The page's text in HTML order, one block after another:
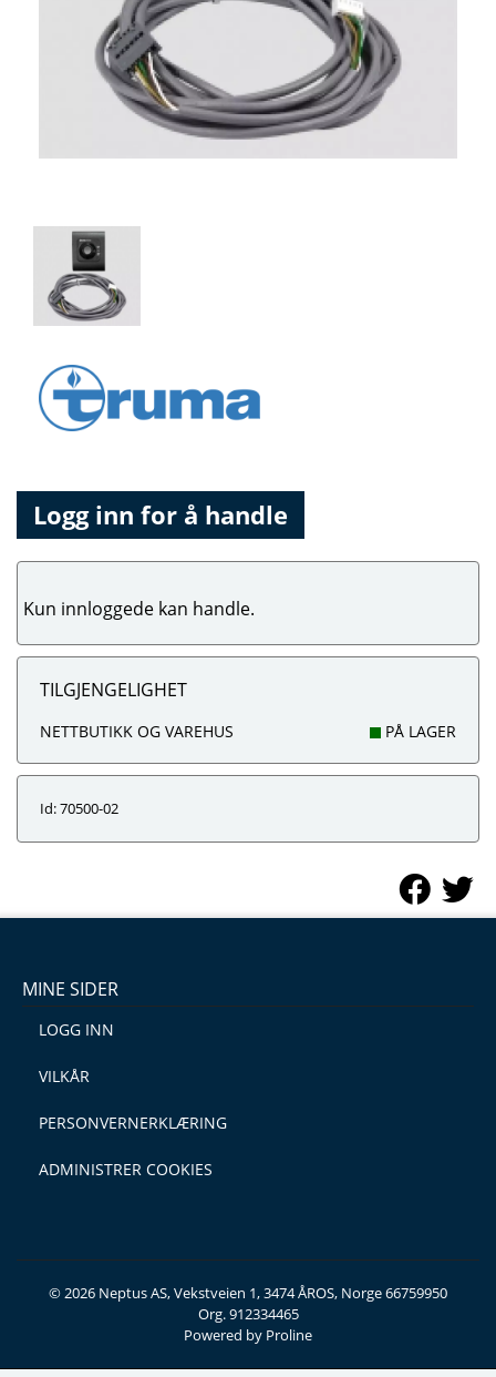
Logg inn for å handle
Kun innloggede kan handle.
TILGJENGELIGHET
NETTBUTIKK OG VAREHUS PÅ LAGER
Id: 70500-02
MINE SIDER
LOGG INN
VILKÅR
PERSONVERNERKLÆRING
ADMINISTRER COOKIES
© 2026 Neptus AS, Vekstveien 1, 3474 ÅROS, Norge 66759950
Org. 912334465
Powered by Proline